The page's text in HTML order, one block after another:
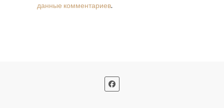
данные комментариев.